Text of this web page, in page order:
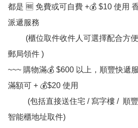
都是 🆓 免費或可自費 +💰 $10 使用
派遞服務
郵局領件 )
~~~ 購物滿💰 $600 以上，順豐快遞
滿額可 + 💰$20 使用